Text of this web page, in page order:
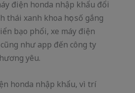
điện honda nhập khẩu đổi
xanh khoa học số gắng
bạo phổi, xe máy điện
như app đến công ty
yêu.
honda nhập khẩu, vì trí